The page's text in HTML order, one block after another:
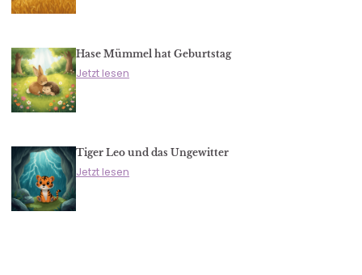
Hase Mümmel hat Geburtstag
Jetzt lesen
Tiger Leo und das Ungewitter
Jetzt lesen